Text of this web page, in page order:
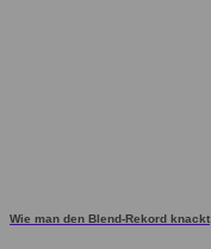
Wie man den Blend-Rekord knackt